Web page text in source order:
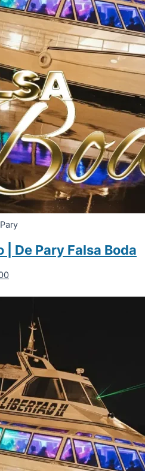
| De Pary Falsa Boda
El
$ 30.000,00.